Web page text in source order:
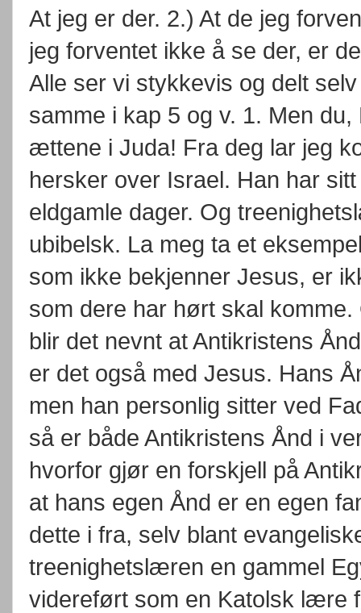
At jeg er der. 2.) At de jeg
jeg forventet ikke å se der, er
Alle ser vi stykkevis og delt
samme i kap 5 og v. 1. Men
ættene i Juda! Fra deg lar jeg
hersker over Israel. Han har
eldgamle dager. Og
ubibelsk. La meg ta et
som ikke bekjenner Jesus, er
som dere har hørt skal
blir det nevnt at Antikristens
er det også med Jesus. Hans
men han personlig sitter ved
så er både Antikristens Ånd i
hvorfor gjør en forskjell på
at hans egen Ånd er en egen
dette i fra, selv blant
treenighetslæren en gammel
videreført som en Katolsk lære